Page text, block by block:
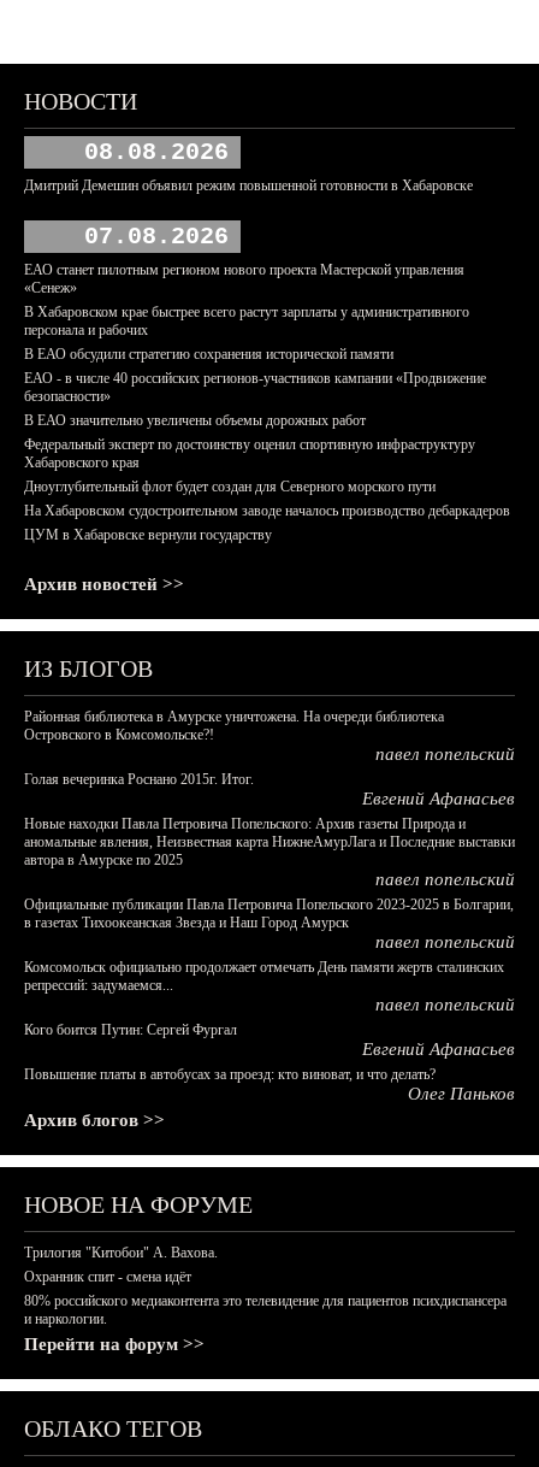
НОВОСТИ
08.08.2026
Дмитрий Демешин объявил режим повышенной готовности в Хабаровске
07.08.2026
ЕАО станет пилотным регионом нового проекта Мастерской управления
«Сенеж»
В Хабаровском крае быстрее всего растут зарплаты у административного
персонала и рабочих
В ЕАО обсудили стратегию сохранения исторической памяти
ЕАО - в числе 40 российских регионов-участников кампании «Продвижение
безопасности»
В ЕАО значительно увеличены объемы дорожных работ
Федеральный эксперт по достоинству оценил спортивную инфраструктуру
Хабаровского края
Дноуглубительный флот будет создан для Северного морского пути
На Хабаровском судостроительном заводе началось производство дебаркадеров
ЦУМ в Хабаровске вернули государству
Архив новостей >>
ИЗ БЛОГОВ
Районная библиотека в Амурске уничтожена. На очереди библиотека
Островского в Комсомольске?!
павел попельский
Голая вечеринка Роснано 2015г. Итог.
Евгений Афанасьев
Новые находки Павла Петровича Попельского: Архив газеты Природа и
аномальные явления, Неизвестная карта НижнеАмурЛага и Последние выставки
автора в Амурске по 2025
павел попельский
Официальные публикации Павла Петровича Попельского 2023-2025 в Болгарии,
в газетах Тихоокеанская Звезда и Наш Город Амурск
павел попельский
Комсомольск официально продолжает отмечать День памяти жертв сталинских
репрессий: задумаемся...
павел попельский
Кого боится Путин: Сергей Фургал
Евгений Афанасьев
Повышение платы в автобусах за проезд: кто виноват, и что делать?
Олег Паньков
Архив блогов >>
НОВОЕ НА ФОРУМЕ
Трилогия "Китобои" А. Вахова.
Охранник спит - смена идёт
80% российского медиаконтента это телевидение для пациентов психдиспансера
и наркологии.
Перейти на форум >>
ОБЛАКО ТЕГОВ